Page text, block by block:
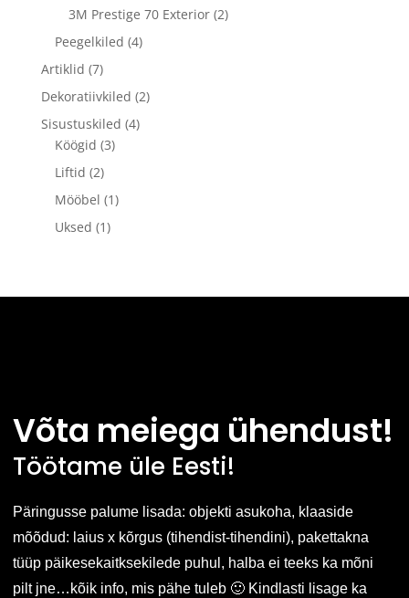
3M Prestige 70 Exterior(2)
Peegelkiled (4)
Artiklid (7)
Dekoratiivkiled (2)
Sisustuskiled (4)
Köögid (3)
Liftid (2)
Mööbel (1)
Uksed (1)
Võta meiega ühendust!
Töötame üle Eesti!
Päringusse palume lisada: objekti asukoha, klaaside
mõõdud: laius x kõrgus (tihendist-tihendini), pakettakna
tüüp päikesekaitksekilede puhul, halba ei teeks ka mõni
pilt jne…kõik info, mis pähe tuleb 🙂 Kindlasti lisage ka